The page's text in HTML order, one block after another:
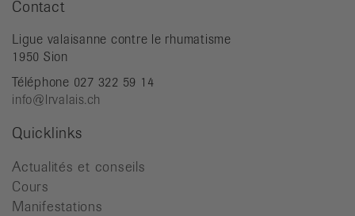
Contact
Ligue valaisanne contre le rhumatisme
1950 Sion
Téléphone 027 322 59 14
info@lrvalais.ch
Quicklinks
Actualités et conseils
Cours
Manifestations